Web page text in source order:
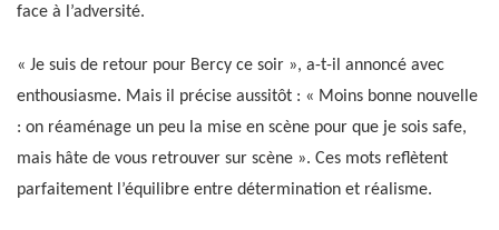
face à l’adversité.
« Je suis de retour pour Bercy ce soir », a-t-il annoncé avec
enthousiasme. Mais il précise aussitôt : « Moins bonne nouvelle
: on réaménage un peu la mise en scène pour que je sois safe,
mais hâte de vous retrouver sur scène ». Ces mots reflètent
parfaitement l’équilibre entre détermination et réalisme.